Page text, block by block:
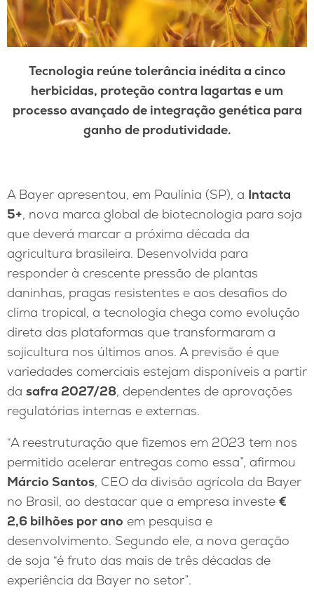
Tecnologia reúne tolerância inédita a cinco
herbicidas, proteção contra lagartas e um
processo avançado de integração genética para
ganho de produtividade.
A Bayer apresentou, em Paulínia (SP), a Intacta
5+, nova marca global de biotecnologia para soja
que deverá marcar a próxima década da
agricultura brasileira. Desenvolvida para
responder à crescente pressão de plantas
daninhas, pragas resistentes e aos desafios do
clima tropical, a tecnologia chega como evolução
direta das plataformas que transformaram a
sojicultura nos últimos anos. A previsão é que
variedades comerciais estejam disponíveis a partir
da safra 2027/28, dependentes de aprovações
regulatórias internas e externas.
“A reestruturação que fizemos em 2023 tem nos
permitido acelerar entregas como essa”, afirmou
Márcio Santos, CEO da divisão agrícola da Bayer
no Brasil, ao destacar que a empresa investe €
2,6 bilhões por ano em pesquisa e
desenvolvimento. Segundo ele, a nova geração
de soja “é fruto das mais de três décadas de
experiência da Bayer no setor”.